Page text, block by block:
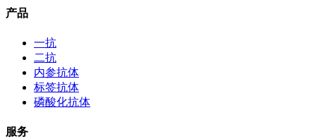
产品
一抗
二抗
内参抗体
标签抗体
磷酸化抗体
服务